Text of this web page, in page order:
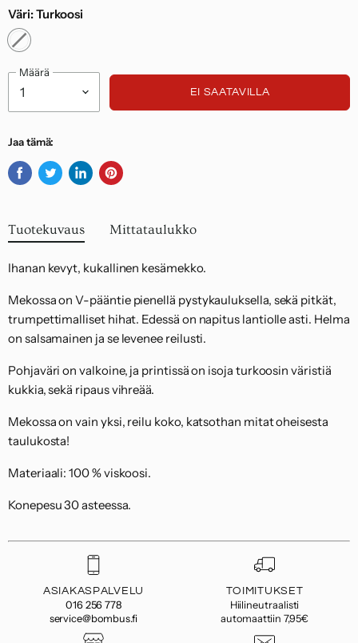
alueelta 14,95 euroa.
Väri:Turkoosi
Määrä
EI SAATAVILLA
Jaa tämä:
Jaa
Twiittaa
Jaa
Kiinnitä
Tuotekuvaus
Mittataulukko
Ihanan kevyt, kukallinen kesämekko.
Mekossa on V-pääntie pienellä pystykauluksella, sekä pitkät,
trumpettimalliset hihat. Edessä on napitus lantiolle asti. Helma
on salsamainen ja se levenee reilusti.
Pohjaväri on valkoine, ja printissä on isoja turkoosin väristiä
kukkia, sekä ripaus vihreää.
Mekossa on vain yksi, reilu koko, katsothan mitat oheisesta
taulukosta!
Materiaali: 100 % viskoosi.
Konepesu 30 asteessa.
ASIAKASPALVELU
016 256 778
service@bombus.fi
TOIMITUKSET
Hiilineutraalisti
automaattiin 7,95€